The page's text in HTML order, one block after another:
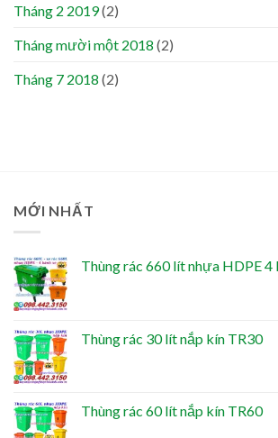
Tháng 2 2019(2)
Tháng mười một 2018 (2)
Tháng 7 2018 (2)
MỚI NHẤT
Thùng rác 660 lít nhựa HDPE 4
Thùng rác 30 lít nắp kín TR30
Thùng rác 60 lít nắp kín TR60